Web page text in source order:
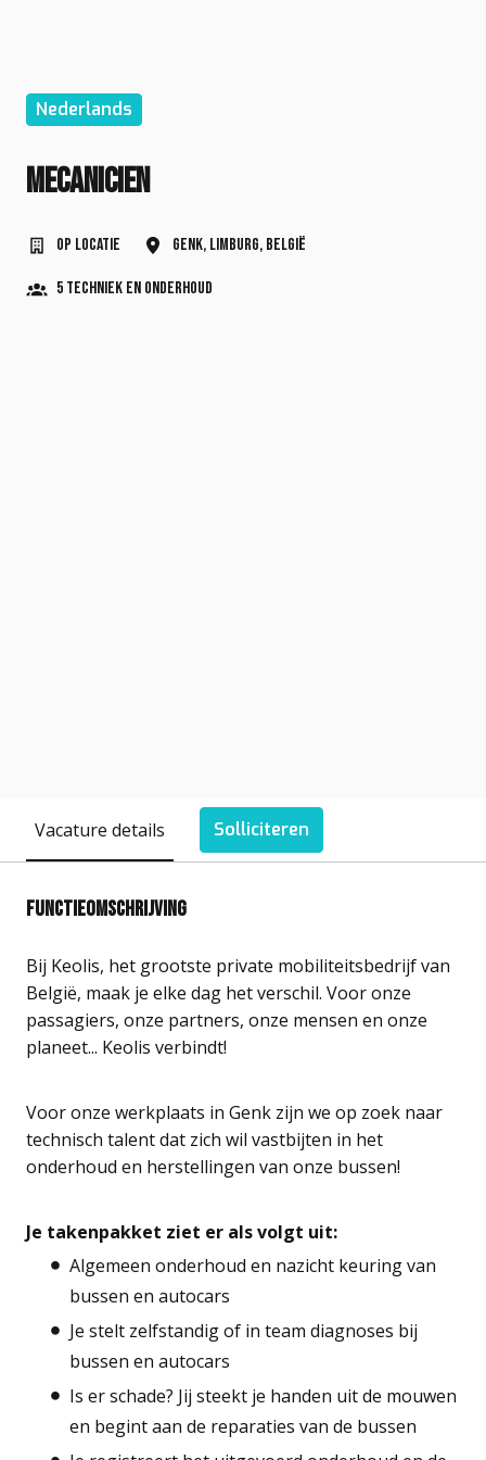
Nederlands
Mecanicien
Op locatie Genk, Limburg, België
5 Techniek en Onderhoud
Vacature details Solliciteren
Functieomschrijving
Bij Keolis, het grootste private mobiliteitsbedrijf van
België, maak je elke dag het verschil. Voor onze
passagiers, onze partners, onze mensen en onze
planeet... Keolis verbindt!
Voor onze werkplaats in Genk zijn we op zoek naar
technisch talent dat zich wil vastbijten in het
onderhoud en herstellingen van onze bussen!
Je takenpakket ziet er als volgt uit:
Algemeen onderhoud en nazicht keuring van
bussen en autocars
Je stelt zelfstandig of in team diagnoses bij
bussen en autocars
Is er schade? Jij steekt je handen uit de mouwen
en begint aan de reparaties van de bussen